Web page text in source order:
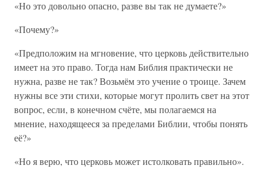
«Но это довольно опасно, разве вы так не думаете?»
«Почему?»
«Предположим на мгновение, что церковь действительно
имеет на это право. Тогда нам Библия практически не
нужна, разве не так? Возьмём это учение о троице. Зачем
нужны все эти стихи, которые могут пролить свет на этот
вопрос, если, в конечном счёте, мы полагаемся на
мнение, находящееся за пределами Библии, чтобы понять
её?»
«Но я верю, что церковь может истолковать правильно».